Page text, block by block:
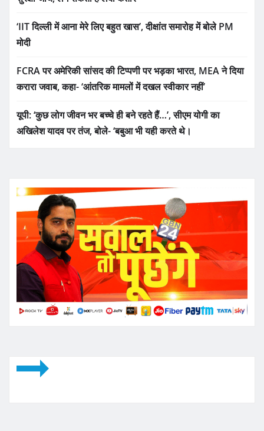
‘IIT दिल्ली में आना मेरे लिए बहुत खास’, दीक्षांत समारोह में बोले PM
मोदी
FCRA पर अमेरिकी सांसद की टिप्पणी पर भड़का भारत, MEA ने दिया
करारा जवाब, कहा- ‘आंतरिक मामलों में दखल स्वीकार नहीं’
यूपी: ‘कुछ लोग जीवन भर बच्चे ही बने रहते हैं…’, सीएम योगी का
अखिलेश यादव पर तंज, बोले- ‘बबुआ भी यही करते थे।